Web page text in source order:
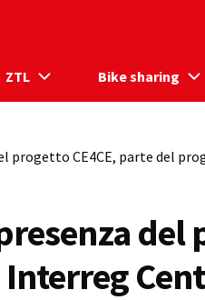
ZTL Bike sharing
progetto CE4CE, parte del
del